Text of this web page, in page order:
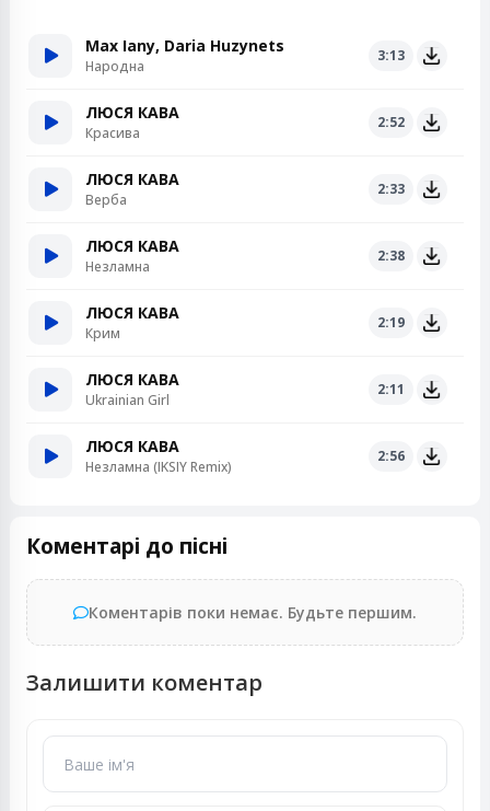
Max Iany, Daria Huzynets
Народна
3:13
ЛЮСЯ КАВА
Красива
2:52
ЛЮСЯ КАВА
Верба
2:33
ЛЮСЯ КАВА
Незламна
2:38
ЛЮСЯ КАВА
Крим
2:19
ЛЮСЯ КАВА
Ukrainian Girl
2:11
ЛЮСЯ КАВА
Незламна (IKSIY Remix)
2:56
Коментарі до пісні
Коментарів поки немає. Будьте першим.
Залишити коментар